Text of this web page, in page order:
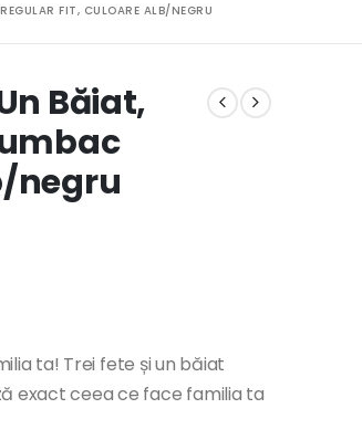
FIT, CULOARE ALB/NEGRU
Băiat,
negru
ta! Trei fete și un băiat
exact ceea ce face familia ta